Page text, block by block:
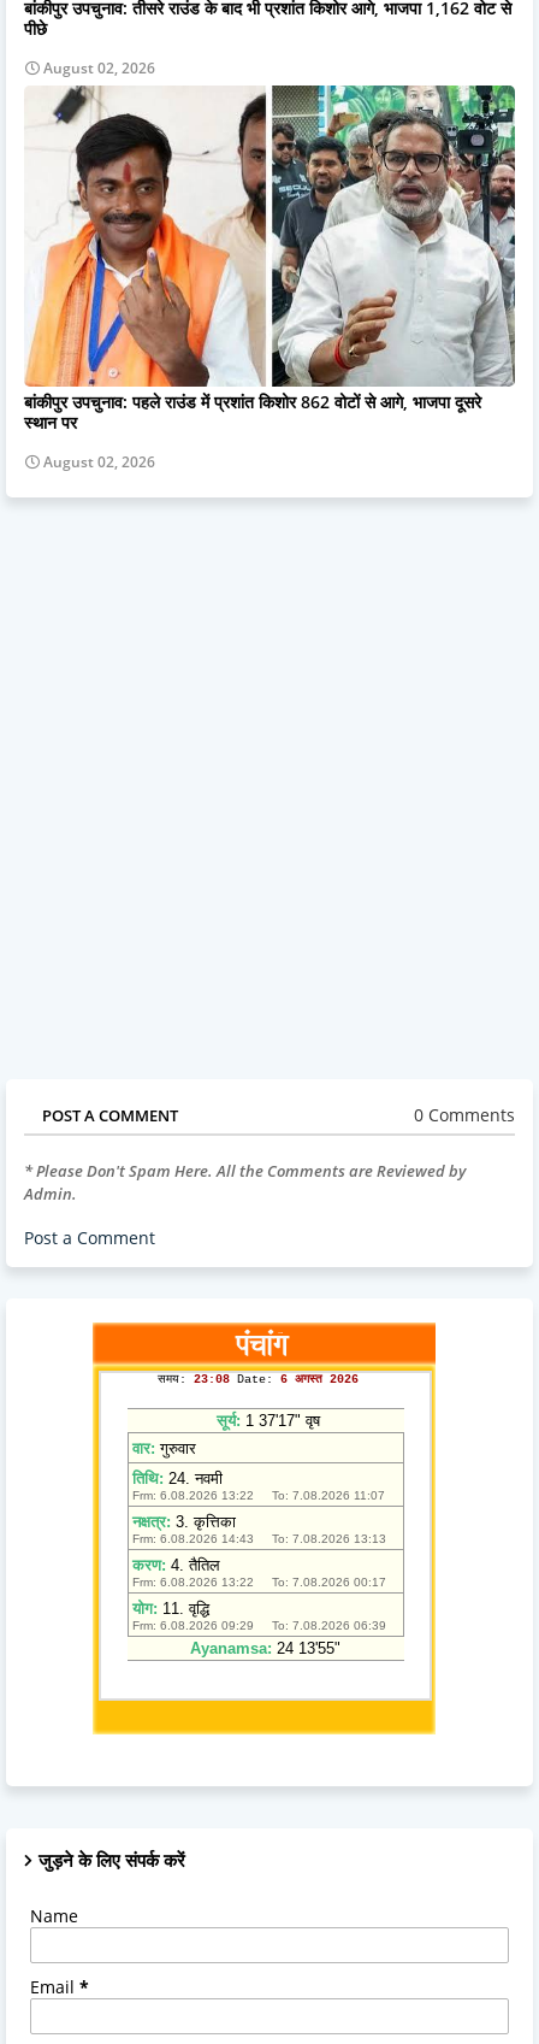
बांकीपुर उपचुनाव: तीसरे राउंड के बाद भी प्रशांत किशोर आगे, भाजपा 1,162 वोट से
पीछे
August 02, 2026
बांकीपुर उपचुनाव: पहले राउंड में प्रशांत किशोर 862 वोटों से आगे, भाजपा दूसरे
स्थान पर
August 02, 2026
POST A COMMENT 0 Comments
* Please Don't Spam Here. All the Comments are Reviewed by
Admin.
Post a Comment
जुड़ने के लिए संपर्क करें
Name
Email *